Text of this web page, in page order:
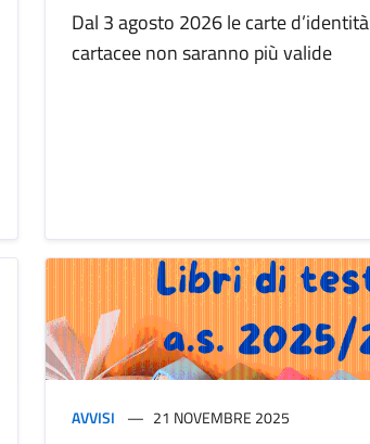
Dal 3 agosto 2026 le carte d’identità
cartacee non saranno più valide
AVVISI 21 NOVEMBRE 2025